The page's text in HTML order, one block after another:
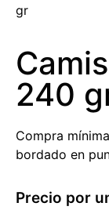
gr
240
Compra
bordado en
Precio por